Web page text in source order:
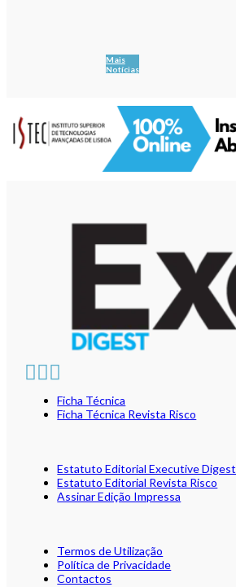
Mais
Notícias
Ficha Técnica
Ficha Técnica Revista Risco
Estatuto Editorial Executive Digest
Estatuto Editorial Revista Risco
Assinar Edição Impressa
Termos de Utilização
Política de Privacidade
Contactos